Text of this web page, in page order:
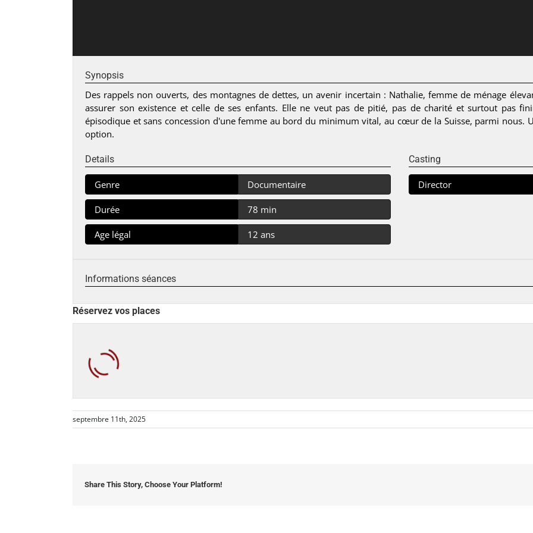
Synopsis
Des rappels non ouverts, des montagnes de dettes, un avenir incertain : Nathalie, femme de ménage
assurer son existence et celle de ses enfants. Elle ne veut pas de pitié, pas de charité et surtout pas
épisodique et sans concession d'une femme au bord du minimum vital, au cœur de la Suisse, parmi nous.
option.
Details
Genre Documentaire
Durée 78 min
Age légal 12 ans
Casting
Director
Informations séances
Réservez vos places
septembre 11th, 2025
Share This Story, Choose Your Platform!